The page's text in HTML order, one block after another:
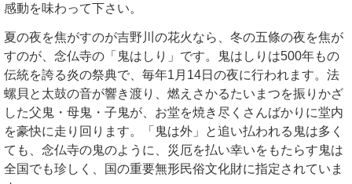
感動を味わって下さい。
夏の夜を焦がすのが吉野川の花火なら、冬の五條の夜を焦が
すのが、念仏寺の「鬼はしり」です。鬼はしりは500年もの
伝統を誇る炎の祭典で、毎年1月14日の夜に行われます。法
螺貝と太鼓の音が響き渡り、燃えさかるたいまつを振りかざ
した父鬼・母鬼・子鬼が、お堂を焼き尽くさんばかりに堂内
を豪快に走り回ります。「鬼は外」と追い払われる鬼は多く
ても、念仏寺の鬼のように、災厄を払い幸いをもたらす鬼は
全国でも珍しく、国の重要無形民俗文化財に指定されていま